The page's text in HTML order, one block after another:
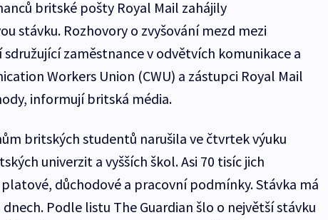
britské pošty Royal Mail zahájily
stávku. Rozhovory o zvyšování mezd mezi
zaměstnance v odvětvích komunikace a
Workers Union (CWU) a zástupci Royal Mail
informují britská média.
britských studentů narušila ve čtvrtek výuku
univerzit a vyšších škol. Asi 70 tisíc jich
důchodové a pracovní podmínky. Stávka má
Podle listu The Guardian šlo o největší stávku